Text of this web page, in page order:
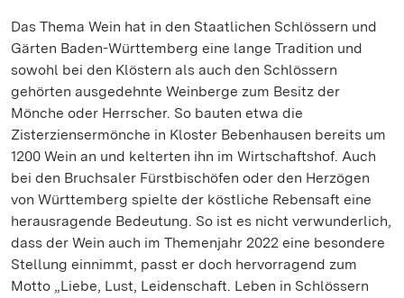
Das Thema Wein hat in den Staatlichen Schlössern und
Gärten Baden-Württemberg eine lange Tradition und
sowohl bei den Klöstern als auch den Schlössern
gehörten ausgedehnte Weinberge zum Besitz der
Mönche oder Herrscher. So bauten etwa die
Zisterziensermönche in Kloster Bebenhausen bereits um
1200 Wein an und kelterten ihn im Wirtschaftshof. Auch
bei den Bruchsaler Fürstbischöfen oder den Herzögen
von Württemberg spielte der köstliche Rebensaft eine
herausragende Bedeutung. So ist es nicht verwunderlich,
dass der Wein auch im Themenjahr 2022 eine besondere
Stellung einnimmt, passt er doch hervorragend zum
Motto „Liebe, Lust, Leidenschaft. Leben in Schlössern